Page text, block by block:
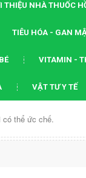
THIỆU NHÀ THUỐC
TIÊU HÓA - GAN
VITAMIN -
VẬT TƯ Y TẾ
Dạng